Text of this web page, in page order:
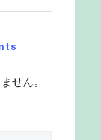
せん。